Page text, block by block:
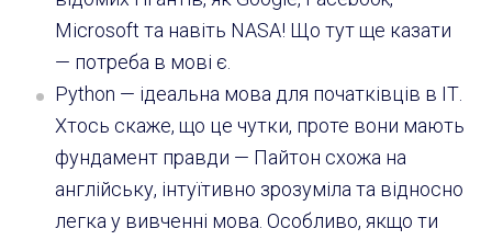
Microsoft та навіть NASA! Що тут ще казати
— потреба в мові є.
Python — ідеальна мова для початківців в ІТ.
Хтось скаже, що це чутки, проте вони мають
фундамент правди — Пайтон схожа на
англійську, інтуїтивно зрозуміла та відносно
легка у вивченні мова. Особливо, якщо ти